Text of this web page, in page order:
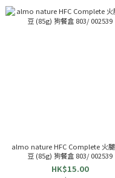
almo nature HFC Complete 火
豆 (85g) 狗餐盒 803/ 002539
HK$15.00